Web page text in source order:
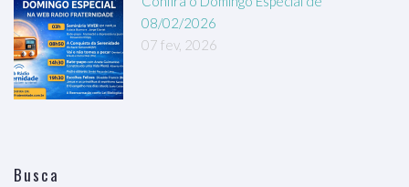
08/02/2026
07 fev, 2026
Busca